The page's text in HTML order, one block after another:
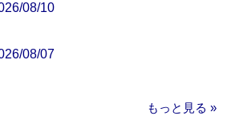
08/10
08/07
もっと見る »